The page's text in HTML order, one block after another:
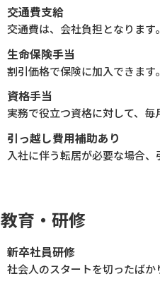
交通費支給
交通費は、会社負担となりま
生命保険手当
割引価格で保険に加入できます。
資格手当
実務で役立つ資格に対して、毎
引っ越し費用補助あり
入社に伴う転居が必要な場合、
教育・研修
新卒社員研修
社会人のスタートを切ったばか